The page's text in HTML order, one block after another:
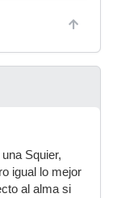
Squier,
igual lo mejor
al alma si